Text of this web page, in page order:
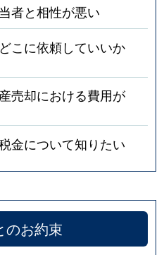
者と相性が悪い
こに依頼していいか
売却における費用が
金について知りたい
のお約束